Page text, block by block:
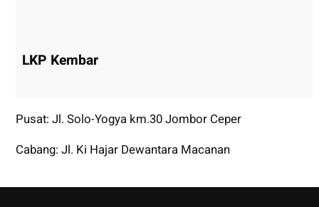
LKP Kembar
Pusat: Jl. Solo-Yogya km.30 Jombor Ceper
Cabang: Jl. Ki Hajar Dewantara Macanan